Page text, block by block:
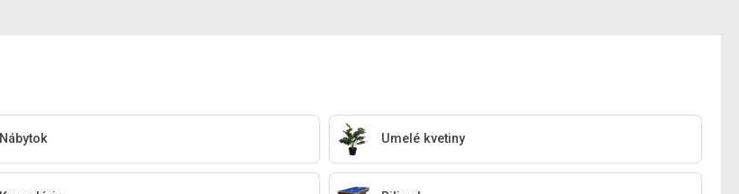
Nábytok Umelé kvetiny